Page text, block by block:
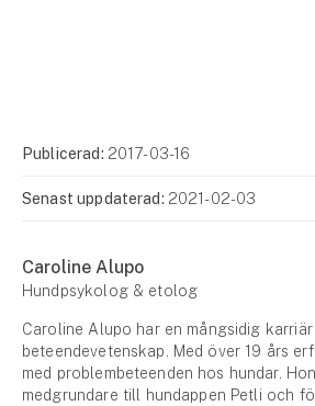
Publicerad: 2017-03-16
Senast uppdaterad: 2021-02-03
Caroline Alupo
Hundpsykolog & etolog
Caroline Alupo har en mångsidig
beteendevetenskap. Med över 19 års
med problembeteenden hos hundar.
medgrundare till hundappen Petli och